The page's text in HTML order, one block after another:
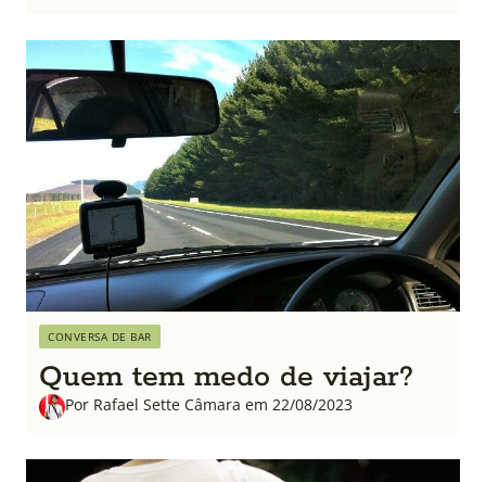
CONVERSA DE BAR
Quem tem medo de viajar?
Por Rafael Sette Câmara em 22/08/2023